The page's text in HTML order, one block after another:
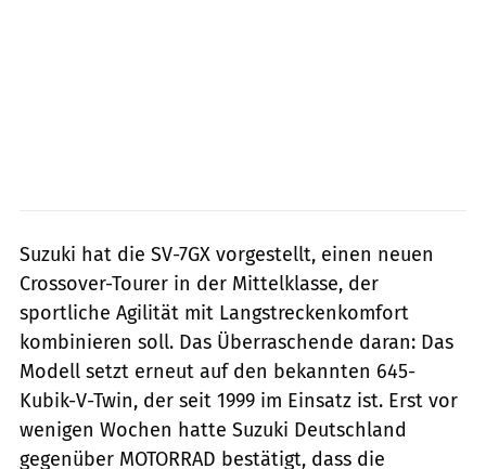
Suzuki hat die SV-7GX vorgestellt, einen neuen
Crossover-Tourer in der Mittelklasse, der
sportliche Agilität mit Langstreckenkomfort
kombinieren soll. Das Überraschende daran: Das
Modell setzt erneut auf den bekannten 645-
Kubik-V-Twin, der seit 1999 im Einsatz ist. Erst vor
wenigen Wochen hatte Suzuki Deutschland
gegenüber MOTORRAD bestätigt, dass die